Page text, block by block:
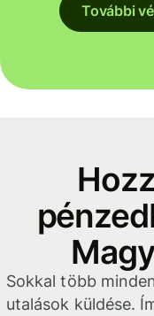
További
Sokkal több
utalások küldése.